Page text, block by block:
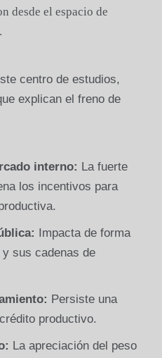
desde el espacio de
centro de estudios,
explican el freno de
interno: La fuerte
los incentivos para
Impacta de forma
sus cadenas de
Persiste una
productivo.
La apreciación del peso